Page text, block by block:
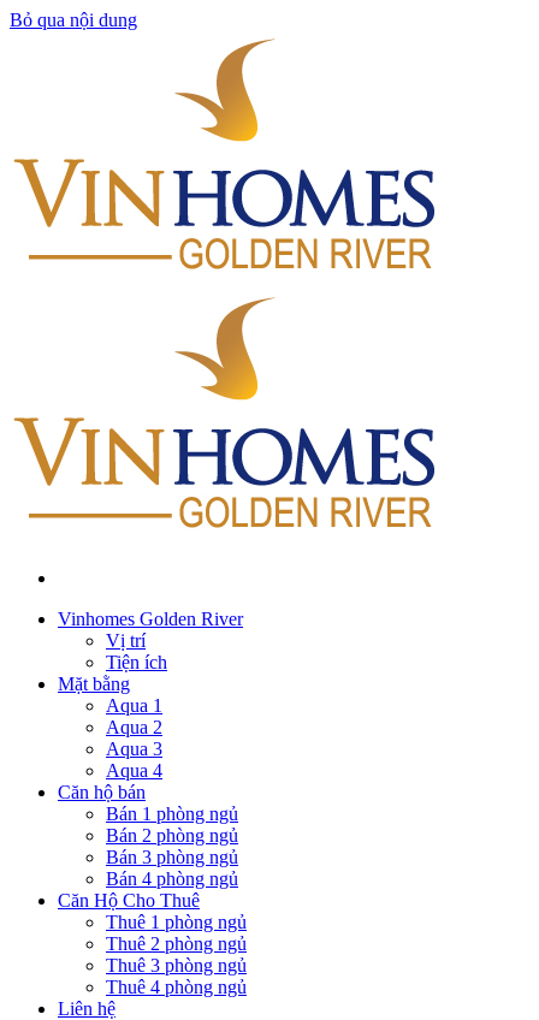
Bỏ qua nội dung
Vinhomes Golden River
Vị trí
Tiện ích
Mặt bằng
Aqua 1
Aqua 2
Aqua 3
Aqua 4
Căn hộ bán
Bán 1 phòng ngủ
Bán 2 phòng ngủ
Bán 3 phòng ngủ
Bán 4 phòng ngủ
Căn Hộ Cho Thuê
Thuê 1 phòng ngủ
Thuê 2 phòng ngủ
Thuê 3 phòng ngủ
Thuê 4 phòng ngủ
Liên hệ